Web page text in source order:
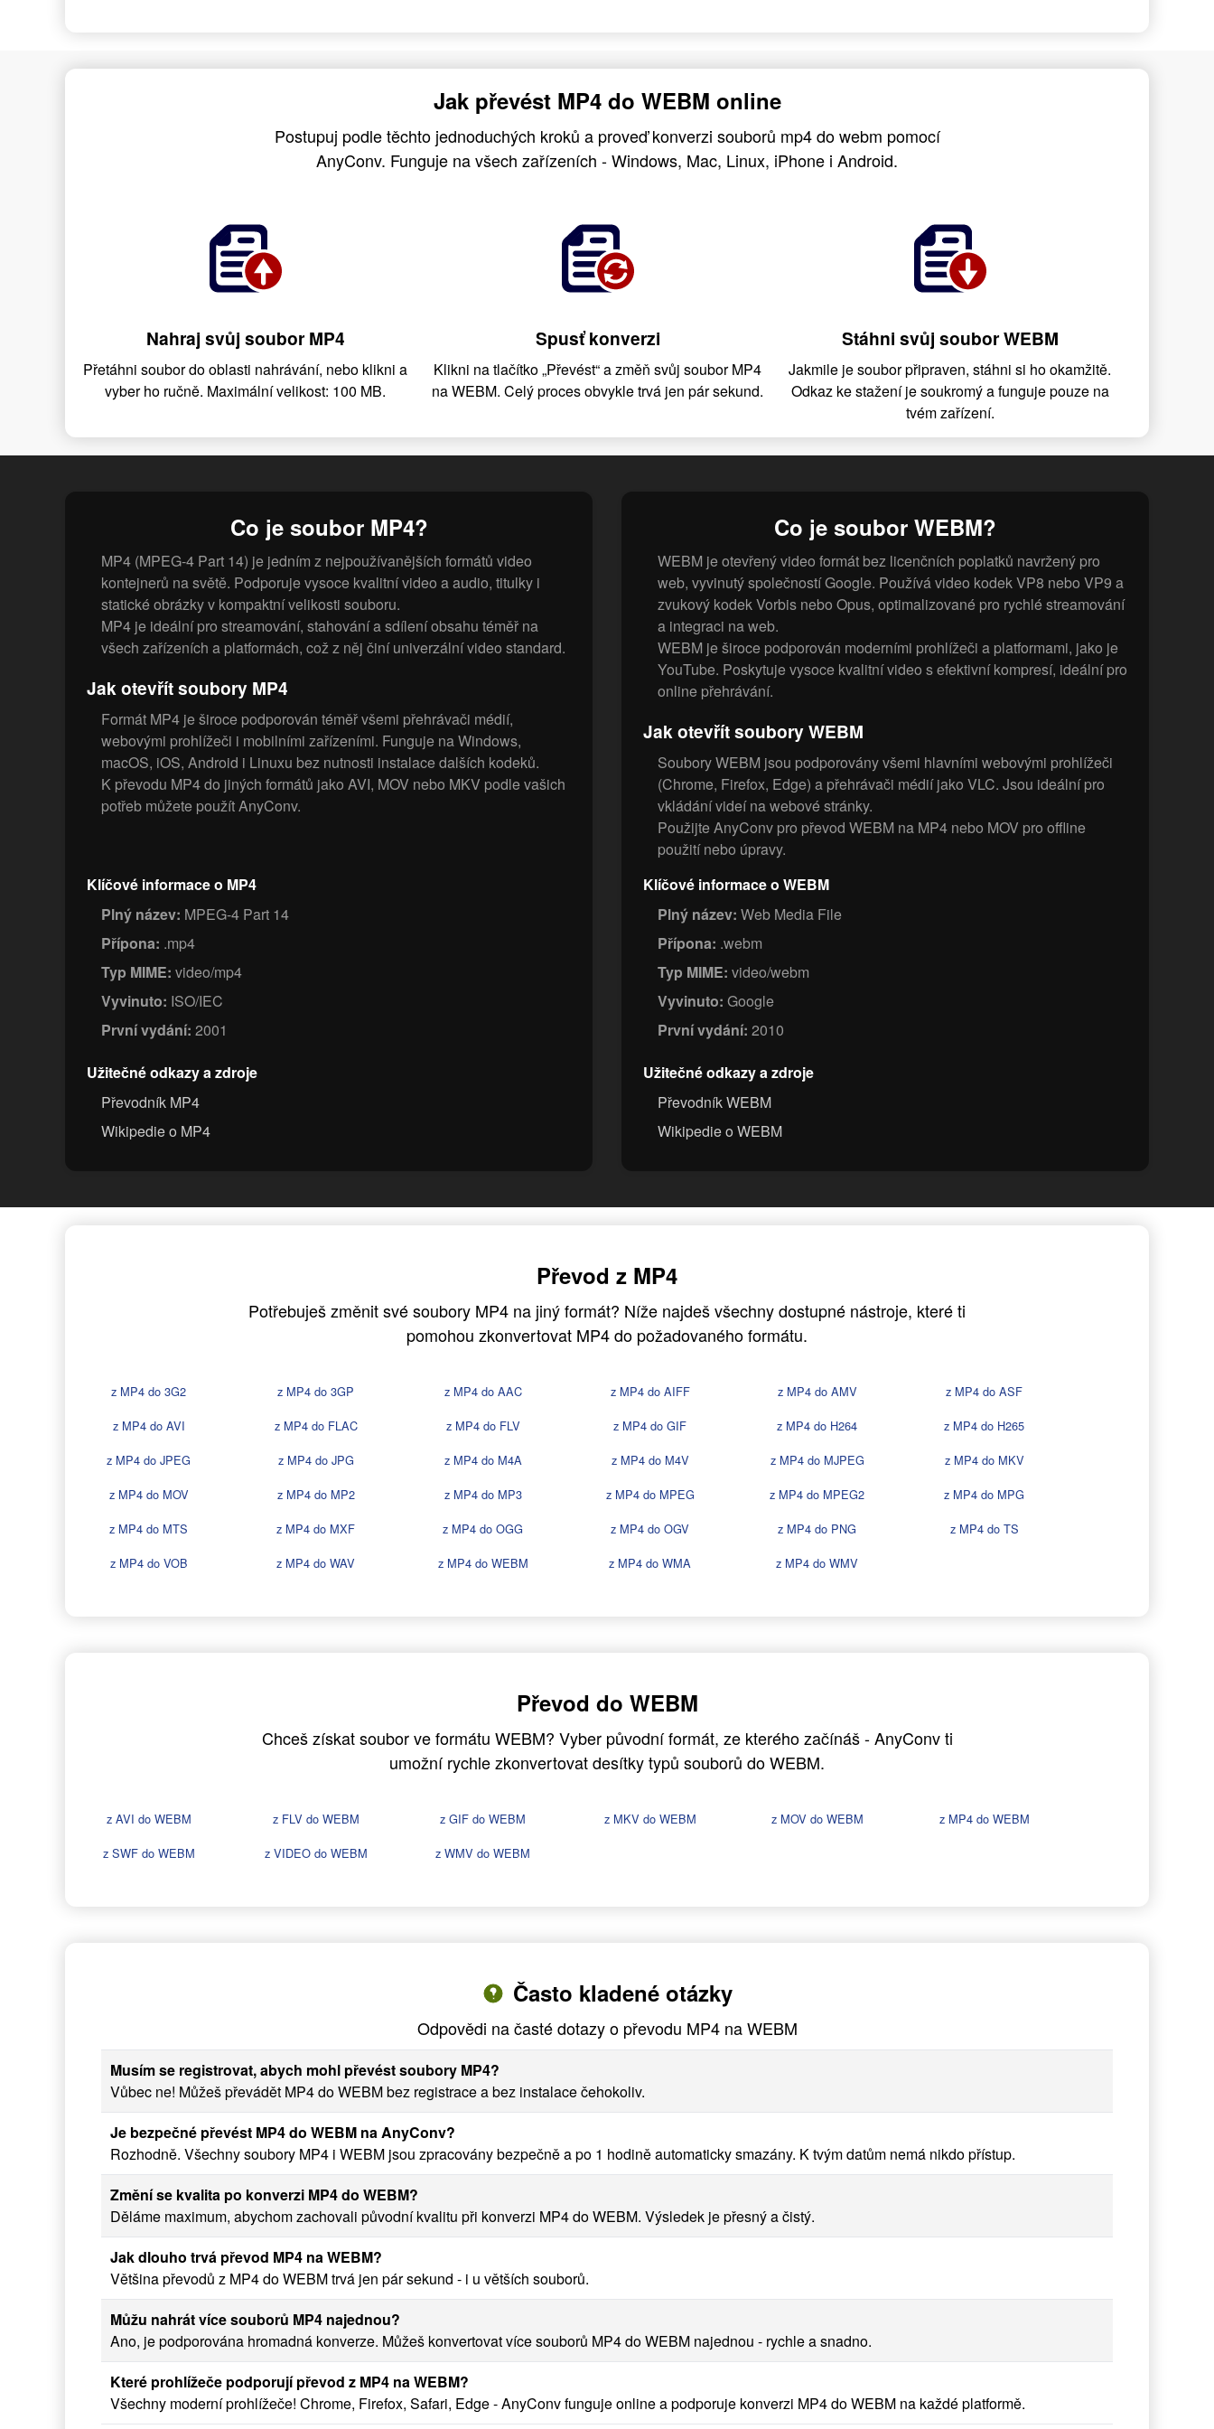
Jak převést MP4 do WEBM online
Postupuj podle těchto jednoduchých kroků a proveď konverzi souborů mp4 do webm pomocí
AnyConv. Funguje na všech zařízeních - Windows, Mac, Linux, iPhone i Android.
Nahraj svůj soubor MP4
Přetáhni soubor do oblasti nahrávání, nebo klikni a
vyber ho ručně. Maximální velikost: 100 MB.
Spusť konverzi
Klikni na tlačítko „Převést“ a změň svůj soubor MP4
na WEBM. Celý proces obvykle trvá jen pár sekund.
Stáhni svůj soubor WEBM
Jakmile je soubor připraven, stáhni si ho okamžitě.
Odkaz ke stažení je soukromý a funguje pouze na
tvém zařízení.
Co je soubor MP4?
MP4 (MPEG-4 Part 14) je jedním z nejpoužívanějších formátů video
kontejnerů na světě. Podporuje vysoce kvalitní video a audio, titulky i
statické obrázky v kompaktní velikosti souboru.
MP4 je ideální pro streamování, stahování a sdílení obsahu téměř na
všech zařízeních a platformách, což z něj činí univerzální video standard.
Jak otevřít soubory MP4
Formát MP4 je široce podporován téměř všemi přehrávači médií,
webovými prohlížeči i mobilními zařízeními. Funguje na Windows,
macOS, iOS, Android i Linuxu bez nutnosti instalace dalších kodeků.
K převodu MP4 do jiných formátů jako AVI, MOV nebo MKV podle vašich
potřeb můžete použít AnyConv.
Klíčové informace o MP4
Plný název: MPEG-4 Part 14
Přípona: .mp4
Typ MIME: video/mp4
Vyvinuto: ISO/IEC
První vydání: 2001
Užitečné odkazy a zdroje
Převodník MP4
Wikipedie o MP4
Co je soubor WEBM?
WEBM je otevřený video formát bez licenčních poplatků navržený pro
web, vyvinutý společností Google. Používá video kodek VP8 nebo VP9 a
zvukový kodek Vorbis nebo Opus, optimalizované pro rychlé streamování
a integraci na web.
WEBM je široce podporován moderními prohlížeči a platformami, jako je
YouTube. Poskytuje vysoce kvalitní video s efektivní kompresí, ideální pro
online přehrávání.
Jak otevřít soubory WEBM
Soubory WEBM jsou podporovány všemi hlavními webovými prohlížeči
(Chrome, Firefox, Edge) a přehrávači médií jako VLC. Jsou ideální pro
vkládání videí na webové stránky.
Použijte AnyConv pro převod WEBM na MP4 nebo MOV pro offline
použití nebo úpravy.
Klíčové informace o WEBM
Plný název: Web Media File
Přípona: .webm
Typ MIME: video/webm
Vyvinuto: Google
První vydání: 2010
Užitečné odkazy a zdroje
Převodník WEBM
Wikipedie o WEBM
Převod z MP4
Potřebuješ změnit své soubory MP4 na jiný formát? Níže najdeš všechny dostupné nástroje, které ti
pomohou zkonvertovat MP4 do požadovaného formátu.
z MP4 do 3G2 z MP4 do 3GP z MP4 do AAC z MP4 do AIFF z MP4 do AMV
z MP4 do ASF
z MP4 do AVI
z MP4 do FLAC z MP4 do FLV z MP4 do GIF z MP4 do H264
z MP4 do H265
z MP4 do JPEG
z MP4 do JPG z MP4 do M4A z MP4 do M4V z MP4 do MJPEG
z MP4 do MKV
z MP4 do MOV
z MP4 do MP2 z MP4 do MP3 z MP4 do MPEG z MP4 do MPEG2
z MP4 do MPG
z MP4 do MTS
z MP4 do MXF z MP4 do OGG z MP4 do OGV z MP4 do PNG
z MP4 do TS
z MP4 do VOB
z MP4 do WAV z MP4 do WEBM z MP4 do WMA z MP4 do WMV
Převod do WEBM
Chceš získat soubor ve formátu WEBM? Vyber původní formát, ze kterého začínáš - AnyConv ti
umožní rychle zkonvertovat desítky typů souborů do WEBM.
z AVI do WEBM z FLV do WEBM z GIF do WEBM z MKV do WEBM z MOV do WEBM
z MP4 do WEBM
z SWF do WEBM
z VIDEO do WEBM z WMV do WEBM
Často kladené otázky
Odpovědi na časté dotazy o převodu MP4 na WEBM
Musím se registrovat, abych mohl převést soubory MP4?
Vůbec ne! Můžeš převádět MP4 do WEBM bez registrace a bez instalace čehokoliv.
Je bezpečné převést MP4 do WEBM na AnyConv?
Rozhodně. Všechny soubory MP4 i WEBM jsou zpracovány bezpečně a po 1 hodině automaticky smazány. K tvým datům nemá nikdo přístup.
Změní se kvalita po konverzi MP4 do WEBM?
Děláme maximum, abychom zachovali původní kvalitu při konverzi MP4 do WEBM. Výsledek je přesný a čistý.
Jak dlouho trvá převod MP4 na WEBM?
Většina převodů z MP4 do WEBM trvá jen pár sekund - i u větších souborů.
Můžu nahrát více souborů MP4 najednou?
Ano, je podporována hromadná konverze. Můžeš konvertovat více souborů MP4 do WEBM najednou - rychle a snadno.
Které prohlížeče podporují převod z MP4 na WEBM?
Všechny moderní prohlížeče! Chrome, Firefox, Safari, Edge - AnyConv funguje online a podporuje konverzi MP4 do WEBM na každé platformě.